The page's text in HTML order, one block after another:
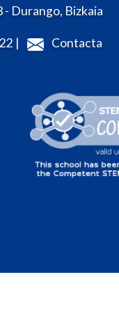
- Durango, Bizkaia
| Contacta